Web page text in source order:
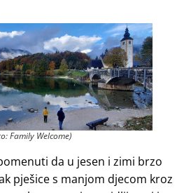
Family Welcome)
da u jesen i zimi brzo
pješice s manjom djecom kroz